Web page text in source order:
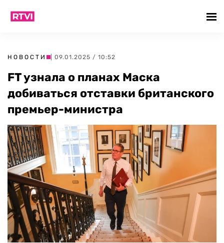
НОВОСТИ | 09.01.2025 / 10:52
FT узнала о планах Маска
добиваться отставки британского
премьер-министра